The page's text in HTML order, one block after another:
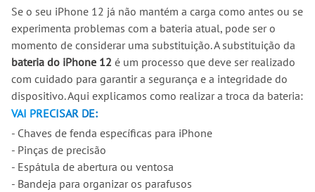
Se o seu iPhone 12 já não mantém a carga como antes ou se
experimenta problemas com a bateria atual, pode ser o
momento de considerar uma substituição. A substituição da
bateria do iPhone 12 é um processo que deve ser realizado
com cuidado para garantir a segurança e a integridade do
dispositivo. Aqui explicamos como realizar a troca da bateria:
VAI PRECISAR DE:
- Chaves de fenda específicas para iPhone
- Pinças de precisão
- Espátula de abertura ou ventosa
- Bandeja para organizar os parafusos